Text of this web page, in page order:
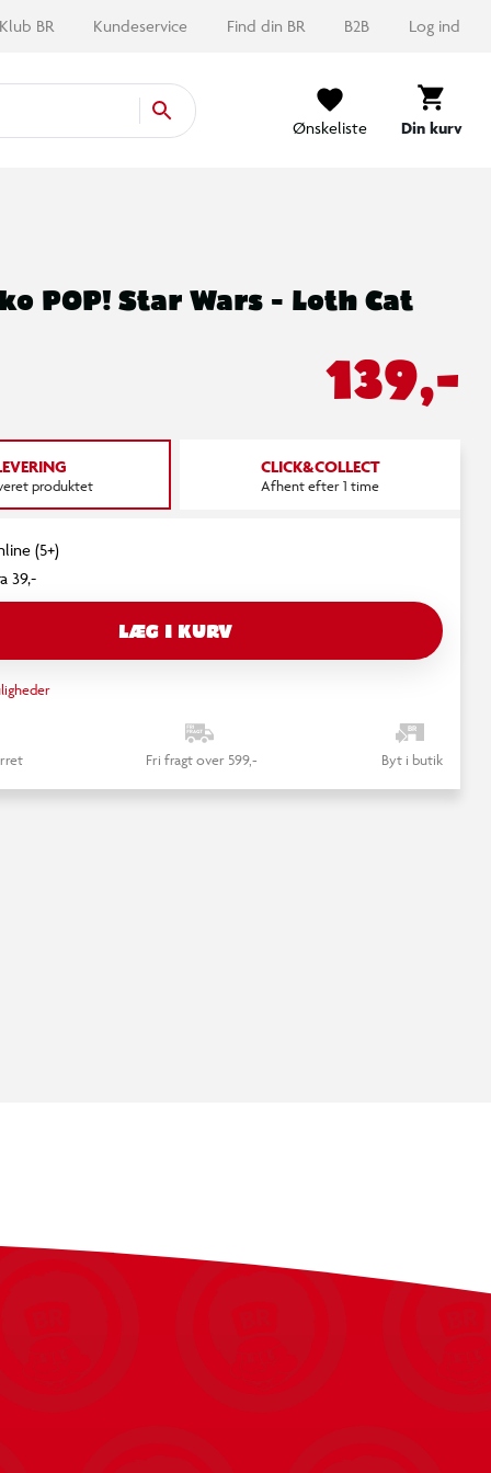
Klub BR Kundeservice Find din BR B2B Log ind
Ønskeliste Din kurv
POP! Star Wars - Loth Cat
139,-
produktet
CLICK&COLLECT
Afhent efter 1 time
(5+)
39,-
LÆG I KURV
Fri fragt over 599,- Byt i butik